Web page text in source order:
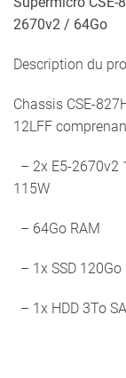
2670v2 / 64Go
Description du
Chassis CSE-
12LFF
– 2x E5-2670v2
115W
– 64Go RAM
– 1x SSD 120Go
– 1x HDD 3To